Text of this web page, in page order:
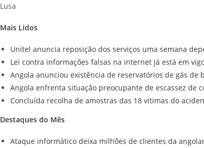
Lusa
Mais Lidos
Unitel anuncia reposição dos serviços uma semana
Lei contra informações falsas na internet já está em
Angola anunciou existência de reservatórios de gás de
Angola enfrenta situação preocupante de escassez de
Concluída recolha de amostras das 18 vítimas do
Destaques do Mês
Ataque informático deixa milhões de clientes da